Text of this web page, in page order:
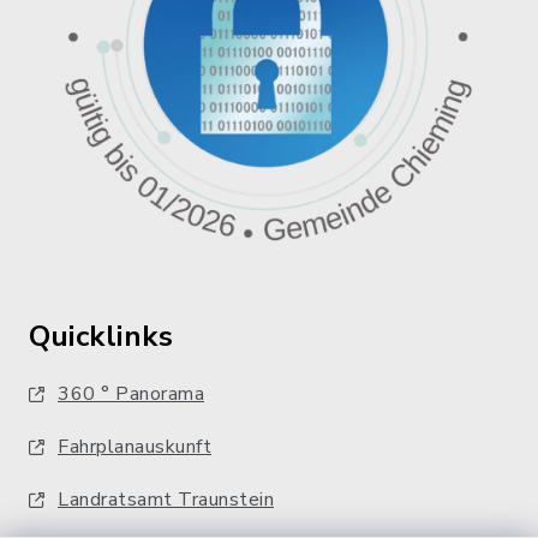
Quicklinks
360 ° Panorama
Fahrplanauskunft
Landratsamt Traunstein